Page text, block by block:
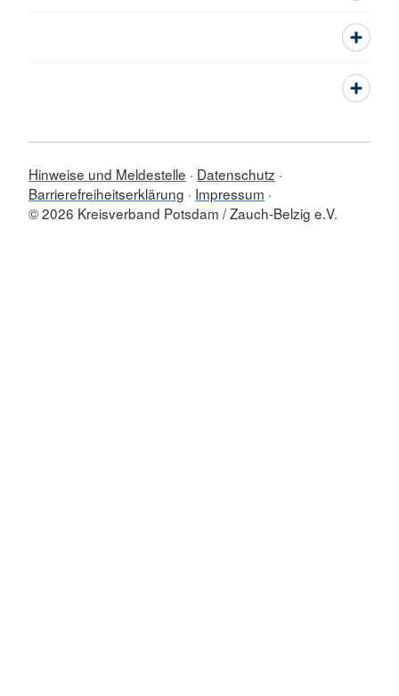
Hinweise und Meldestelle
Datenschutz
Barrierefreiheitserklärung
Impressum
© 2026 Kreisverband Potsdam / Zauch-Belzig e.V.